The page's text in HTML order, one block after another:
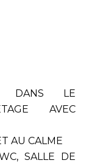
DANS LE
AVEC
AU CALME
SALLE DE